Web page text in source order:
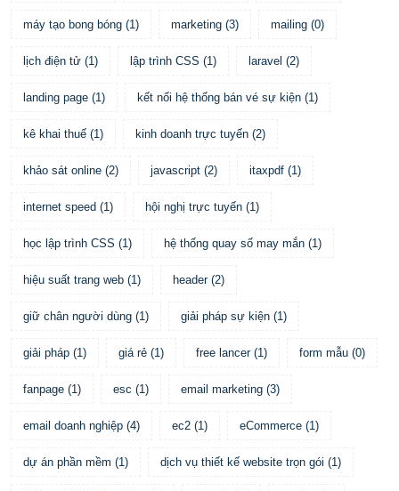
máy tạo bong bóng (1) marketing (3) mailing (0)
lịch điện tử (1) lập trình CSS (1) laravel (2)
landing page (1) kết nối hệ thống bán vé sự kiện (1)
kê khai thuế (1) kinh doanh trực tuyến (2)
khảo sát online (2) javascript (2) itaxpdf (1)
internet speed (1) hội nghị trực tuyến (1)
học lập trình CSS (1) hệ thống quay số may mắn (1)
hiệu suất trang web (1) header (2)
giữ chân người dùng (1) giải pháp sự kiện (1)
giải pháp (1) giá rẻ (1) free lancer (1) form mẫu (0)
fanpage (1) esc (1) email marketing (3)
email doanh nghiệp (4) ec2 (1) eCommerce (1)
dự án phần mềm (1) dịch vụ thiết kế website trọn gói (1)